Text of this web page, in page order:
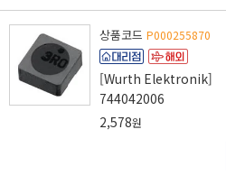
상품코드 P000255870
[Wurth Elektronik]
744042006
2,578원